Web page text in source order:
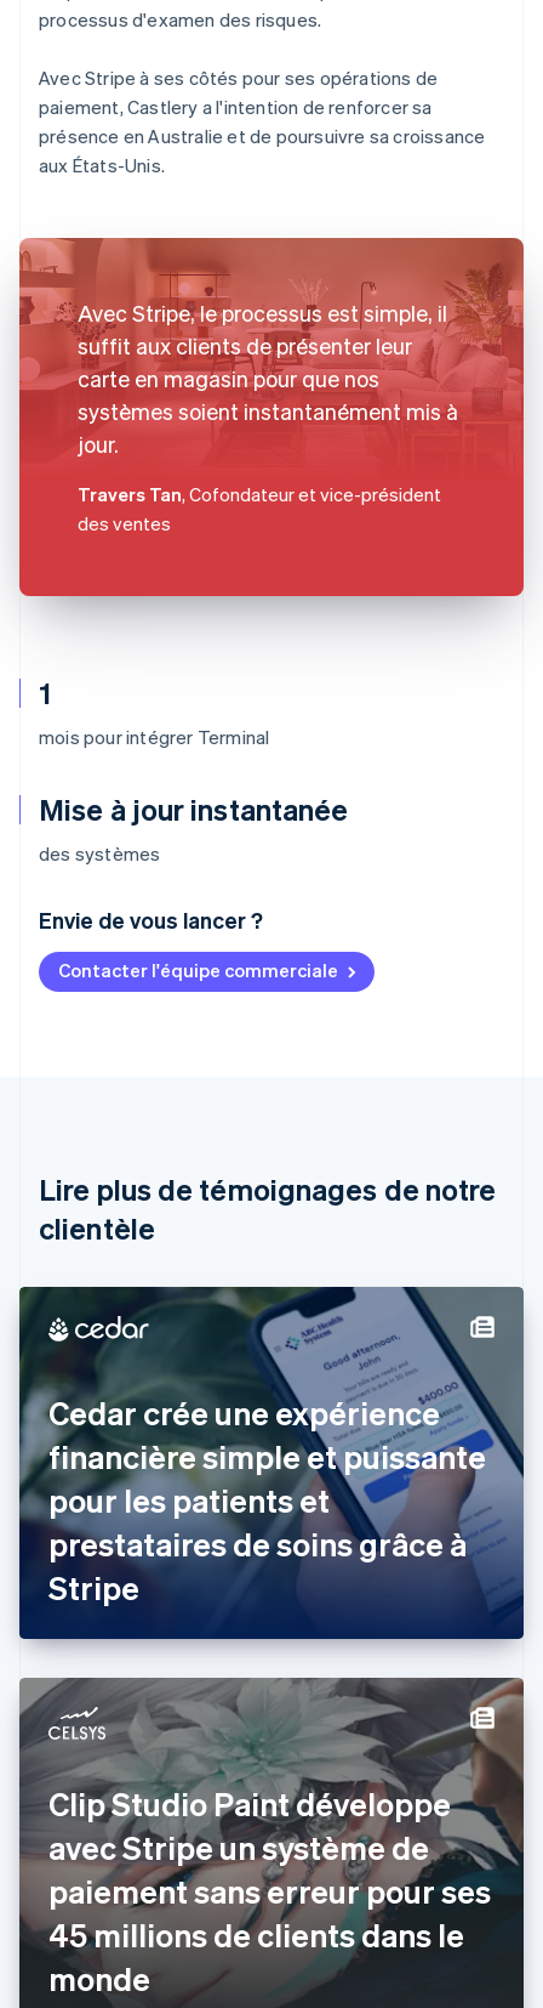
1
mois pour intégrer Terminal
Mise à jour instantanée
des systèmes
Envie de vous lancer ?
Contacter l'équipe commerciale
processus d'examen des risques.
Avec Stripe à ses côtés pour ses opérations de
paiement, Castlery a l'intention de renforcer sa
présence en Australie et de poursuivre sa croissance
aux États-Unis.
Avec Stripe, le processus est simple, il
suffit aux clients de présenter leur
carte en magasin pour que nos
systèmes soient instantanément mis à
jour.
Travers Tan, Cofondateur et vice-président
des ventes
Lire plus de témoignages de notre
clientèle
Cedar crée une expérience
financière simple et puissante
pour les patients et
prestataires de soins grâce à
Stripe
Clip Studio Paint développe
avec Stripe un système de
paiement sans erreur pour ses
45 millions de clients dans le
monde
Allemagne
Brésil
PortuguêsEnglish
Bulgarie
Chine continentale
简体中文
Chypre
English
Croatie
EnglishItaliano
Danemark
English
Émirats arabes unis
English
Espagne
EspañolEnglish
English
États-Unis
Español 简体中文
Finlande
English Svenska
France
FrançaisEnglish
Gibraltar
English
Grèce
English
Hongrie
English
English